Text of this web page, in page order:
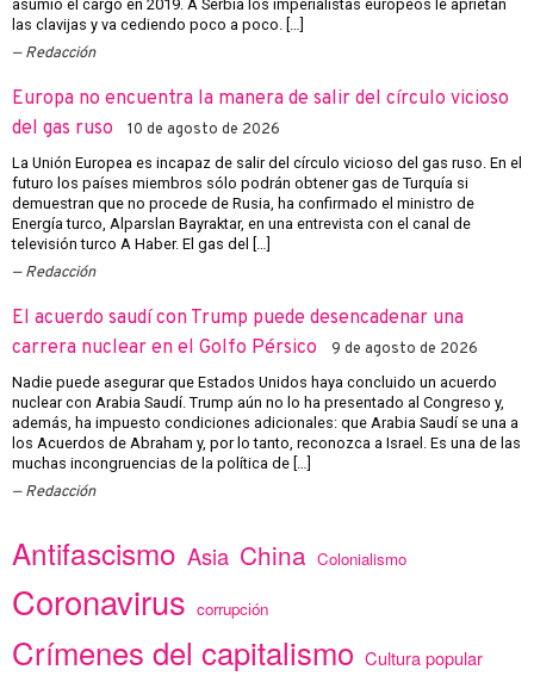
asumió el cargo en 2019. A Serbia los imperialistas europeos le aprietan
las clavijas y va cediendo poco a poco. […]
Redacción
Europa no encuentra la manera de salir del círculo vicioso
del gas ruso
10 de agosto de 2026
La Unión Europea es incapaz de salir del círculo vicioso del gas ruso. En el
futuro los países miembros sólo podrán obtener gas de Turquía si
demuestran que no procede de Rusia, ha confirmado el ministro de
Energía turco, Alparslan Bayraktar, en una entrevista con el canal de
televisión turco A Haber. El gas del […]
Redacción
El acuerdo saudí con Trump puede desencadenar una
carrera nuclear en el Golfo Pérsico
9 de agosto de 2026
Nadie puede asegurar que Estados Unidos haya concluido un acuerdo
nuclear con Arabia Saudí. Trump aún no lo ha presentado al Congreso y,
además, ha impuesto condiciones adicionales: que Arabia Saudí se una a
los Acuerdos de Abraham y, por lo tanto, reconozca a Israel. Es una de las
muchas incongruencias de la política de […]
Redacción
Antifascismo Asia China Colonialismo
Coronavirus corrupción
Crímenes del capitalismo Cultura popular